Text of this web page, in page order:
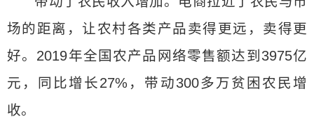
场的距离，让农村各类产品卖得更远，卖得更
好。2019年全国农产品网络零售额达到3975亿
元，同比增长27%，带动300多万贫困农民增
收。